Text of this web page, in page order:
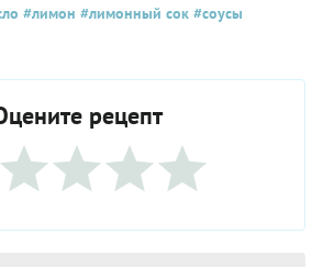
#лимон #лимонный сок #соусы
рецепт